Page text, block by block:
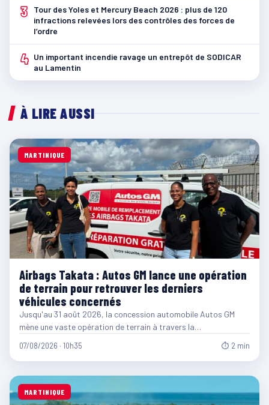
3
Tour des Yoles et Mercury Beach 2026 : plus de 120
infractions relevées lors des contrôles des forces de
l’ordre
4 Un important incendie ravage un entrepôt de SODICAR
au Lamentin
À LIRE AUSSI
MARTINIQUE
Airbags Takata : Autos GM lance une opération
de terrain pour retrouver les derniers
véhicules concernés
Jusqu'au 31 août 2026, la concession automobile Autos GM
mène une vaste opération de terrain à travers la…
07/08/2026 · 10h35 ⏱ 2 min
MARTINIQUE